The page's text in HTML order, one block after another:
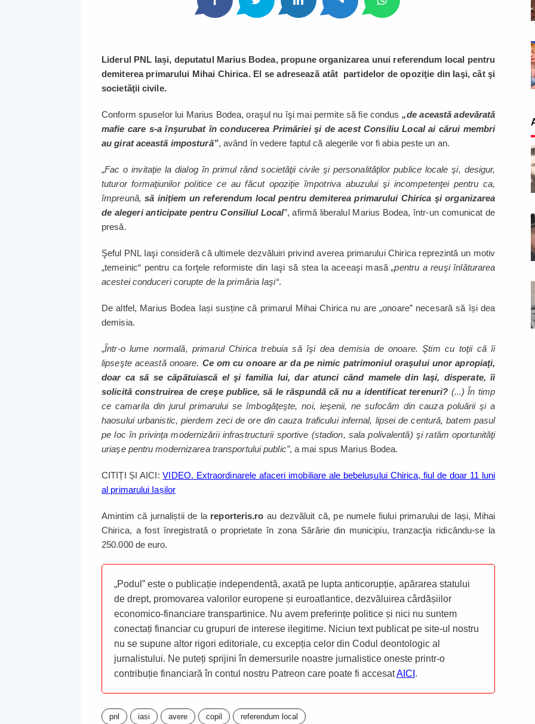
Liderul PNL Iași, deputatul Marius Bodea, propune organizarea unui referendum local pentru
demiterea primarului Mihai Chirica. El se adresează atât partidelor de opoziţie din Iaşi, cât şi
societăţii civile.
Conform spuselor lui Marius Bodea, oraşul nu îşi mai permite să fie condus „de această adevărată
mafie care s-a înşurubat în conducerea Primăriei şi de acest Consiliu Local ai cărui membri
au girat această impostură”, având în vedere faptul că alegerile vor fi abia peste un an.
„Fac o invitaţie la dialog în primul rând societăţii civile şi personalităţilor publice locale şi, desigur,
tuturor formaţiunilor politice ce au făcut opoziţie împotriva abuzului şi incompetenţei pentru ca,
împreună,să iniţiem un referendum local pentru demiterea primarului Chirica şi organizarea
de alegeri anticipate pentru Consiliul Local”, afirmă liberalul Marius Bodea, într-un comunicat de
presă.
Şeful PNL Iaşi consideră că ultimele dezvăluiri privind averea primarului Chirica reprezintă un motiv
„temeinic“ pentru ca forţele reformiste din Iaşi să stea la aceeaşi masă„pentru a reuşi înlăturarea
acestei conduceri corupte de la primăria Iaşi“.
De altfel, Marius Bodea Iași susține că primarul Mihai Chirica nu are „onoare” necesară să își dea
demisia.
„Într-o lume normală, primarul Chirica trebuia să îşi dea demisia de onoare. Ştim cu toţii că îi
lipseşte această onoare. Ce om cu onoare ar da pe nimic patrimoniul oraşului unor apropiaţi,
doar ca să se căpătuiască el şi familia lui, dar atunci când mamele din Iaşi, disperate, îi
solicită construirea de creşe publice, să le răspundă că nu a identificat terenuri? (...) În timp
ce camarila din jurul primarului se îmbogăţeşte, noi, ieşenii, ne sufocăm din cauza poluării şi a
haosului urbanistic, pierdem zeci de ore din cauza traficului infernal, lipsei de centură, batem pasul
pe loc în privinţa modernizării infrastructurii sportive (stadion, sala polivalentă) şi ratăm oportunităţi
uriaşe pentru modernizarea transportului public”, a mai spus Marius Bodea.
CITIȚI ȘI AICI:VIDEO. Extraordinarele afaceri imobiliare ale bebelușului Chirica, fiul de doar 11 luni
al primarului Iașilor
Amintim că jurnaliștii de la reporteris.ro au dezvăluit că, pe numele fiului primarului de Iași, Mihai
Chirica, a fost înregistrată o proprietate în zona Sărărie din municipiu, tranzacţia ridicându-se la
250.000 de euro.
„Podul” este o publicație independentă, axată pe lupta anticorupție, apărarea statului
de drept, promovarea valorilor europene și euroatlantice, dezvăluirea cârdășiilor
economico-financiare transpartinice. Nu avem preferințe politice și nici nu suntem
conectați financiar cu grupuri de interese ilegitime. Niciun text publicat pe site-ul nostru
nu se supune altor rigori editoriale, cu excepția celor din Codul deontologic al
jurnalistului. Ne puteți sprijini în demersurile noastre jurnalistice oneste printr-o
contribuție financiară în contul nostru Patreon care poate fi accesatAICI .
pnl iasi avere copil referendum local